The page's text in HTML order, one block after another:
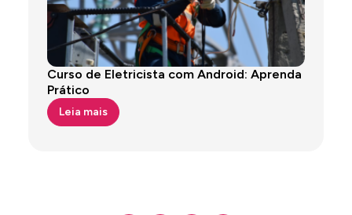
Curso de Eletricista com Android: Aprenda
Prático
Leia mais